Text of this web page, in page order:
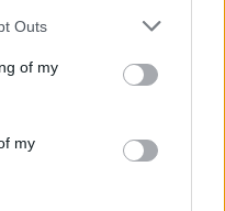
one or more Google
You may click to
its third-party tags to
in below Google
Outs
of my
my
μέχρι θανάτου